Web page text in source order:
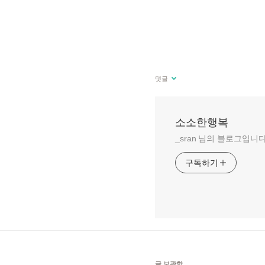
댓글
소소한행복
_sran 님의 블로그입니
구독하기